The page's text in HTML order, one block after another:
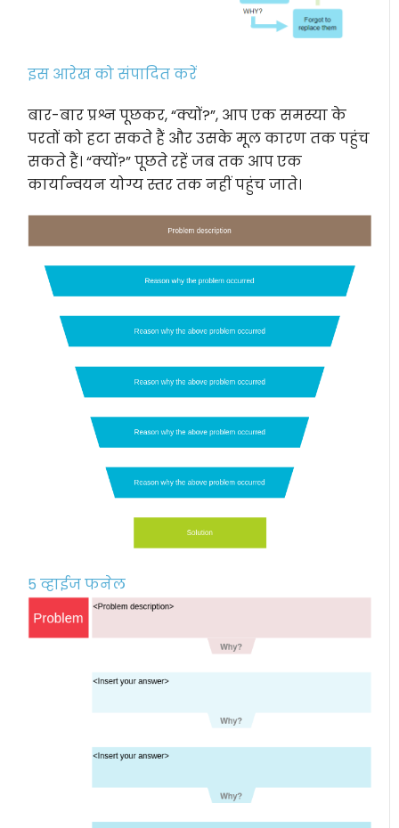
इस आरेख को संपादित करें
बार-बार प्रश्न पूछकर, “क्यों?”, आप एक समस्या के
परतों को हटा सकते हैं और उसके मूल कारण तक पहुंच
सकते हैं। “क्यों?” पूछते रहें जब तक आप एक
कार्यान्वयन योग्य स्तर तक नहीं पहुंच जाते।
5 व्हाईज फनेल